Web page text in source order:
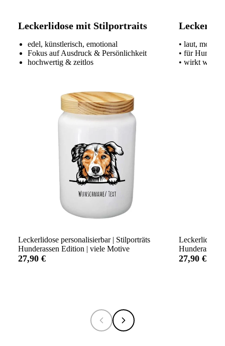
Leckerlidose mit Stilportraits
edel, künstlerisch, emotional
Fokus auf Ausdruck & Persönlichkeit
hochwertig & zeitlos
Leckerlidose personalisierbar | Stilporträts
Hunderassen Edition | viele Motive
27,90 €
• laut,
• für
• wirkt wie
Leckerlidose
Hunderassen
27,90 €